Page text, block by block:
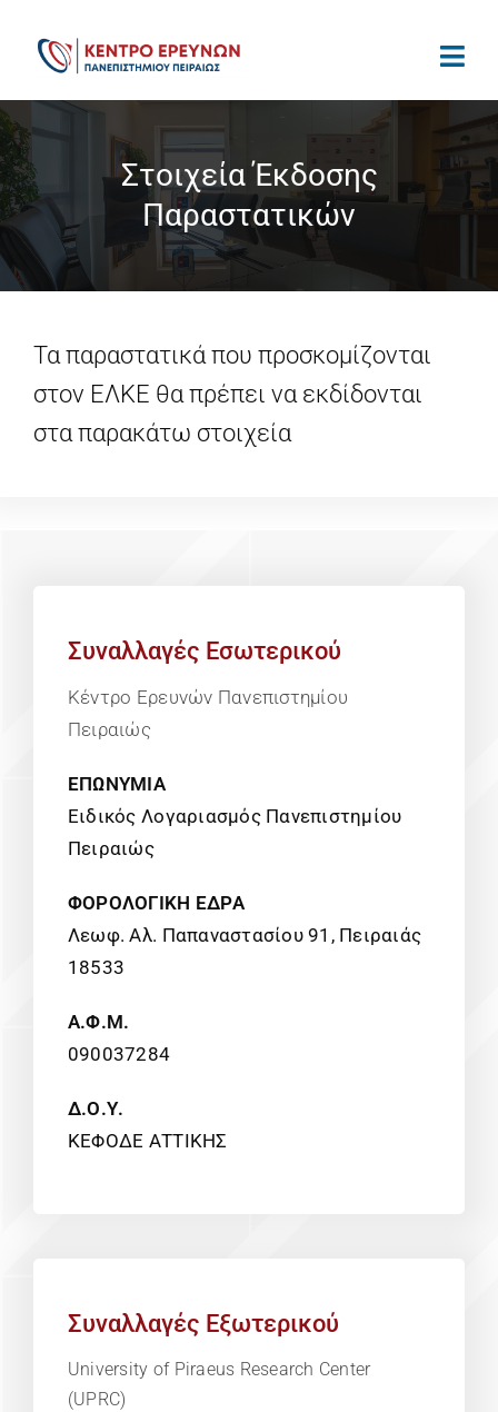
περιεχόμενο
Στοιχεία Έκδοσης
Παραστατικών
Τα παραστατικά που προσκομίζονται
στον ΕΛΚΕ θα πρέπει να εκδίδονται
στα παρακάτω στοιχεία
Συναλλαγές Εσωτερικού
Κέντρο Ερευνών Πανεπιστημίου
Πειραιώς
ΕΠΩΝΥΜΙΑ
Ειδικός Λογαριασμός Πανεπιστημίου
Πειραιώς
ΦΟΡΟΛΟΓΙΚΗ ΕΔΡΑ
Λεωφ. Αλ. Παπαναστασίου 91, Πειραιάς
18533
Α.Φ.Μ.
090037284
Δ.Ο.Υ.
ΚΕΦΟΔΕ ΑΤΤΙΚΗΣ
Συναλλαγές Εξωτερικού
University of Piraeus Research Center
(UPRC)